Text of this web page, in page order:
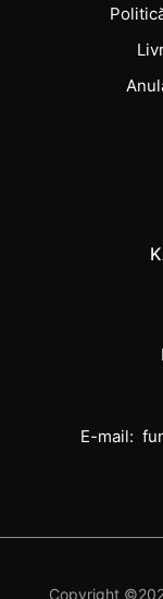
E-mail:
Copyright ©